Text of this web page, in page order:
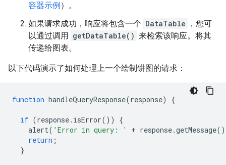
容器示例）。
如果请求成功，响应将包含一个 DataTable
，您可
以通过调用 getDataTable() 来检索该响应。将其
传递给图表。
以下代码演示了如何处理上一个绘制饼图的请求：
function handleQueryResponse(response) {
if (response. isError())
{
alert( 'Error in query: ' + response.getMessage()
return ;
}